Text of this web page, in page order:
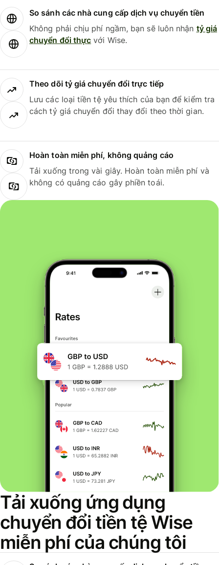
So sánh các nhà cung cấp dịch vụ chuyển tiền
Không phải chịu phí ngầm, bạn sẽ luôn nhận tỷ giá
chuyển đổi thực với Wise.
Theo dõi tỷ giá chuyển đổi trực tiếp
Lưu các loại tiền tệ yêu thích của bạn để kiểm tra
cách tỷ giá chuyển đổi thay đổi theo thời gian.
Hoàn toàn miễn phí, không quảng cáo
Tải xuống trong vài giây. Hoàn toàn miễn phí và
không có quảng cáo gây phiền toái.
Tải xuống ứng dụng
chuyển đổi tiền tệ Wise
miễn phí của chúng tôi